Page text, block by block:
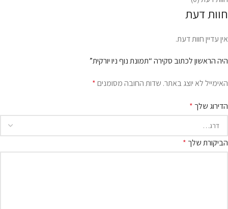
חוות דעת
אין עדיין חוות דעת.
היה הראשון לכתוב סקירה “תמונת נוף ניו יורקית”
האימייל לא יוצג באתר. שדות החובה מסומנים*
הדירוג שלך *
הביקורת שלך *